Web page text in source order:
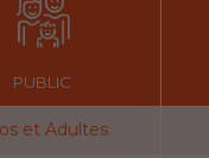
PUBLIC
et Adultes